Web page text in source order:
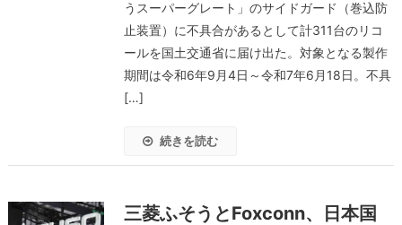
うスーパーグレート」のサイドガード（巻込防
止装置）に不具合があるとして計311台のリコ
ールを国土交通省に届け出た。対象となる製作
期間は令和6年9月4日～令和7年6月18日。不具
[…]
続きを読む
三菱ふそうとFoxconn、日本国